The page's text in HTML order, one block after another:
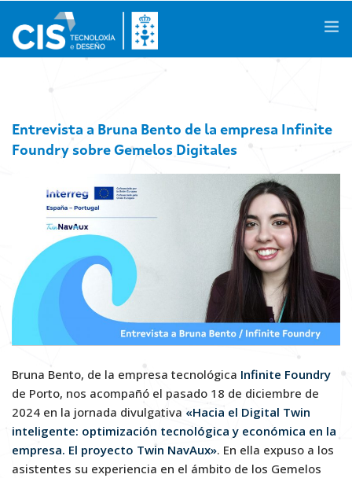
Áreas de Conocimiento
Actividades
Proyectos de I+D+i
Casos de Éxito
Espacios
Actualidad
Contacto
Entrevista a Bruna Bento de la empresa Infinite
Foundry sobre Gemelos Digitales
Bruna Bento, de la empresa tecnológica Infinite Foundry
de Porto, nos acompañó el pasado 18 de diciembre de
2024 en la jornada divulgativa «Hacia el Digital Twin
inteligente: optimización tecnológica y económica en la
empresa. El proyecto Twin NavAux». En ella expuso a los
asistentes su experiencia en el ámbito de los Gemelos